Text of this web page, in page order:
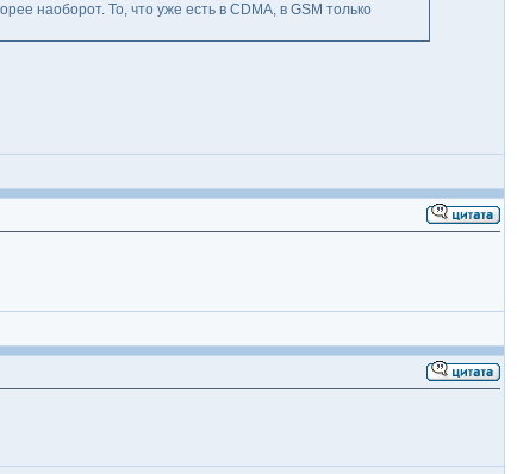
наоборот. То, что уже есть в CDMA, в GSM только